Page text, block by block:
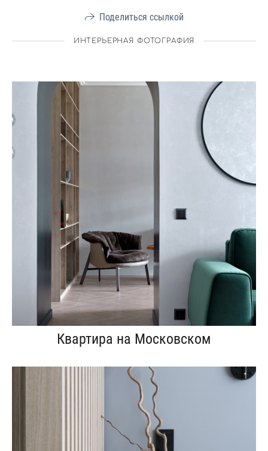
Поделиться ссылкой
ИНТЕРЬЕРНАЯ ФОТОГРАФИЯ
Квартира на Московском